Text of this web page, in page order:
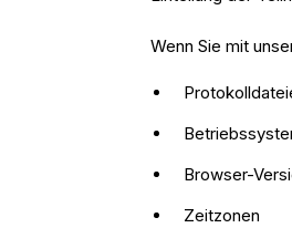
Wenn Sie mit
Browser-
Zeitzonen